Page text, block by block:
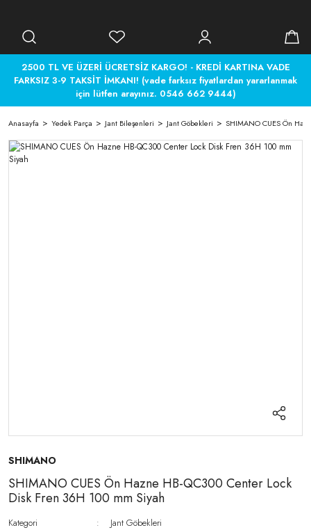
2500 TL VE ÜZERİ ÜCRETSİZ KARGO! - KREDİ KARTINA VADE
FARKSIZ 3-9 TAKSİT İMKANI! (vade farksız fiyatlardan yararlanmak
için lütfen arayınız. 0546 662 9444)
Anasayfa Yedek Parça Jant Bileşenleri Jant Göbekleri SHIMANO CUES Ön
SHIMANO
SHIMANO CUES Ön Hazne HB-QC300 Center Lock
Disk Fren 36H 100 mm Siyah
Kategori
Jant Göbekleri